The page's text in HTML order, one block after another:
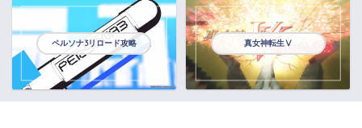
ペルソナ3リロード攻略 真女神転生Ⅴ